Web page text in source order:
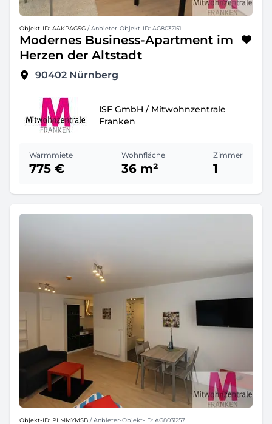
Objekt-ID: AAKPAGSG / Anbieter-Objekt-ID: AG8032151
Modernes Business-Apartment im
Herzen der Altstadt
90402 Nürnberg
ISF GmbH / Mitwohnzentrale
Franken
Warmmiete
775 €
Wohnfläche
36 m²
Zimmer
1
Objekt-ID: PLMMYMSB / Anbieter-Objekt-ID: AG8031257